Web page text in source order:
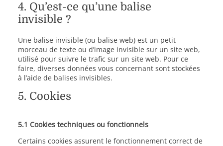
4. Qu’est-ce qu’une balise
invisible ?
Une balise invisible (ou balise web) est un petit
morceau de texte ou d’image invisible sur un site web,
utilisé pour suivre le trafic sur un site web. Pour ce
faire, diverses données vous concernant sont stockées
à l’aide de balises invisibles.
5. Cookies
5.1 Cookies techniques ou fonctionnels
Certains cookies assurent le fonctionnement correct de